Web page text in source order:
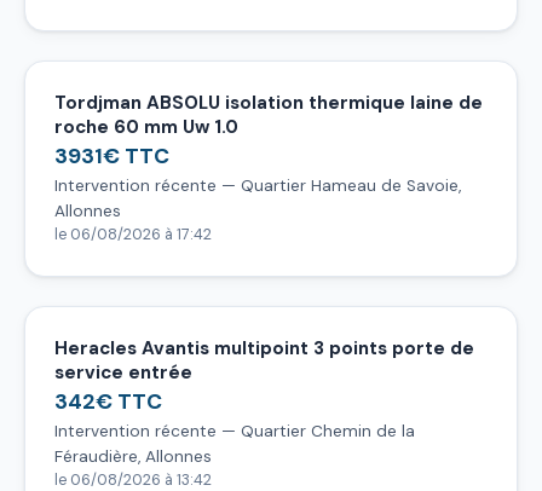
Tordjman ABSOLU isolation thermique laine de
roche 60 mm Uw 1.0
3931€ TTC
Intervention récente — Quartier Hameau de Savoie,
Allonnes
le 06/08/2026 à 17:42
Heracles Avantis multipoint 3 points porte de
service entrée
342€ TTC
Intervention récente — Quartier Chemin de la
Féraudière, Allonnes
le 06/08/2026 à 13:42